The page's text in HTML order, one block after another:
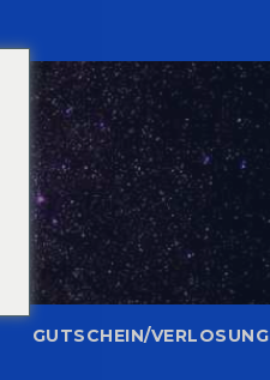
GUTSCHEIN/VERLOSUNG